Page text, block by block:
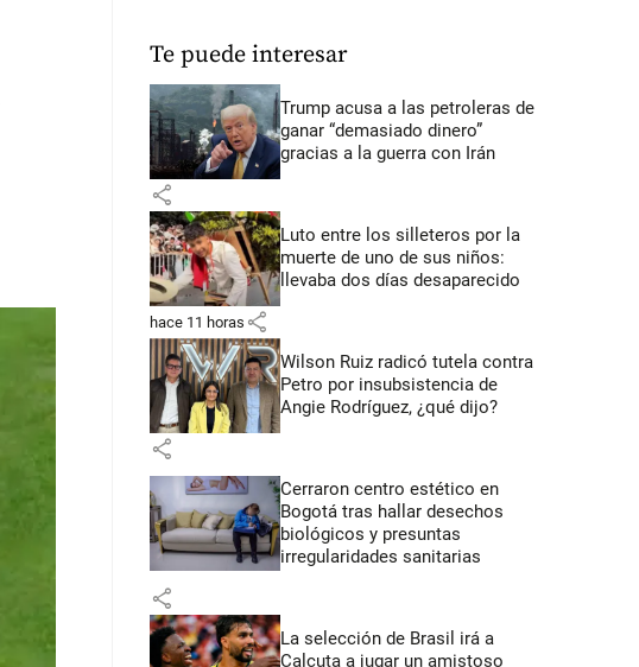
Te puede interesar
Trump acusa a las petroleras de
ganar “demasiado dinero”
gracias a la guerra con Irán
share
Luto entre los silleteros por la
muerte de uno de sus niños:
llevaba dos días desaparecido
hace 11 horas share
Wilson Ruiz radicó tutela contra
Petro por insubsistencia de
Angie Rodríguez, ¿qué dijo?
share
Cerraron centro estético en
Bogotá tras hallar desechos
biológicos y presuntas
irregularidades sanitarias
share
La selección de Brasil irá a
Calcuta a jugar un amistoso